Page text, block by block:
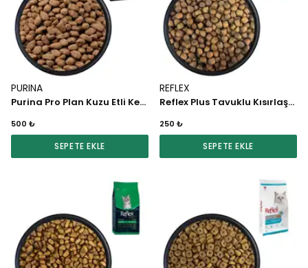
PURINA
Purina Pro Plan Kuzu Etli Kedi Maması 1 KG
500 ₺
SEPETE EKLE
REFLEX
Reflex Plus Tavuklu Kısırlaştırılmış Kedi Maması 1 KG
250 ₺
SEPETE EKLE